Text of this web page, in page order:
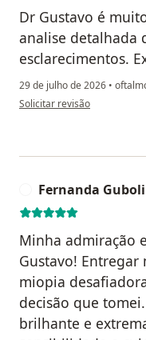
Dr Gustavo é
analise detalhada
esclarecimentos.
29 de julho de 2026 •
na opinião do utilizador
Solicitar revisão
Fernanda
Minha admiração
Gustavo! Entregar
miopia
decisão que
brilhante e